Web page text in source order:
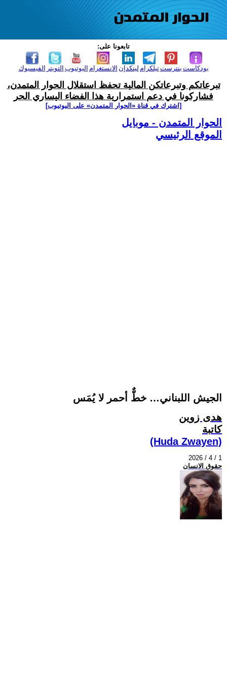
تابعونا على:
الفيسبوك التويتر اليوتيوب الانستغرام لينكدإن تيلكرامبنترست بودكاست
تبرعاتكم وتبرعاتكن المالية تحفظ استقلال الحوار المتمدن،
فشاركونا في دعم استمرارية هذا الفضاء اليساري الحر
[اشترك في قناة ‫«الحوار المتمدن» على اليوتيوب]
الحوار المتمدن - موبايل
الموقع الرئيسي
الجيش اللبناني… خطٌّ أحمر لا يُمَس
هدى زوين
كاتبة
(Huda Zwayen)
2026 / 4 / 1
حقوق الانسان